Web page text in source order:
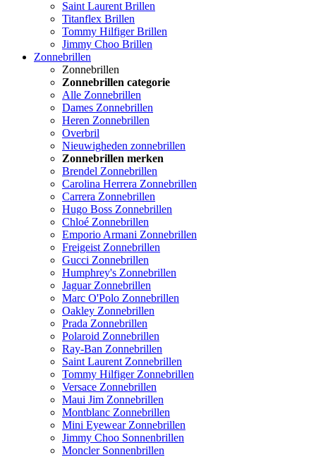
Saint Laurent Brillen
Titanflex Brillen
Tommy Hilfiger Brillen
Jimmy Choo Brillen
Zonnebrillen
Zonnebrillen
Zonnebrillen categorie
Alle Zonnebrillen
Dames Zonnebrillen
Heren Zonnebrillen
Overbril
Nieuwigheden zonnebrillen
Zonnebrillen merken
Brendel Zonnebrillen
Carolina Herrera Zonnebrillen
Carrera Zonnebrillen
Hugo Boss Zonnebrillen
Chloé Zonnebrillen
Emporio Armani Zonnebrillen
Freigeist Zonnebrillen
Gucci Zonnebrillen
Humphrey's Zonnebrillen
Jaguar Zonnebrillen
Marc O'Polo Zonnebrillen
Oakley Zonnebrillen
Prada Zonnebrillen
Polaroid Zonnebrillen
Ray-Ban Zonnebrillen
Saint Laurent Zonnebrillen
Tommy Hilfiger Zonnebrillen
Versace Zonnebrillen
Maui Jim Zonnebrillen
Montblanc Zonnebrillen
Mini Eyewear Zonnebrillen
Jimmy Choo Sonnenbrillen
Moncler Sonnenbrillen